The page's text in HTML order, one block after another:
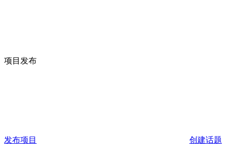
项目发布
发布项目 创建话题